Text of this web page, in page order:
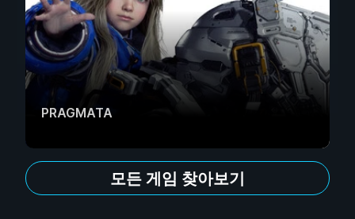
PRAGMATA
모든 게임 찾아보기